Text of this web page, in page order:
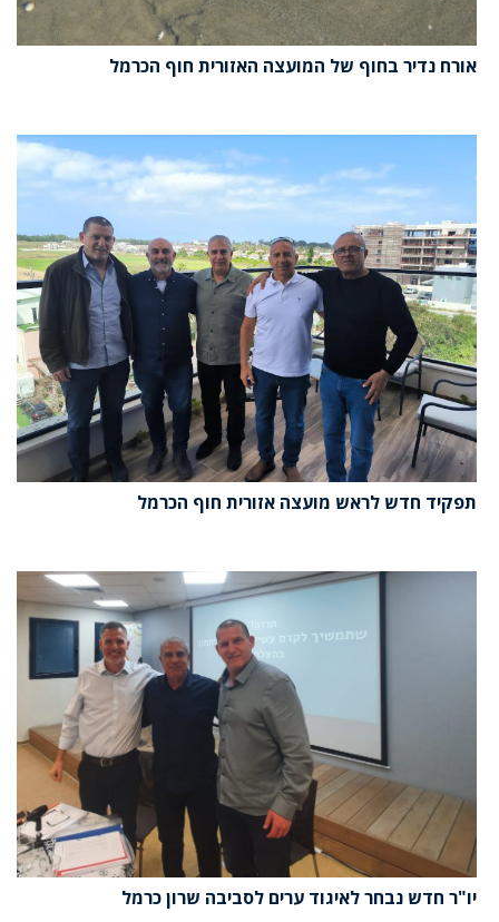
אורח נדיר בחוף של המועצה האזורית חוף הכרמל
תפקיד חדש לראש מועצה אזורית חוף הכרמל
יו"ר חדש נבחר לאיגוד ערים לסביבה שרון כרמל